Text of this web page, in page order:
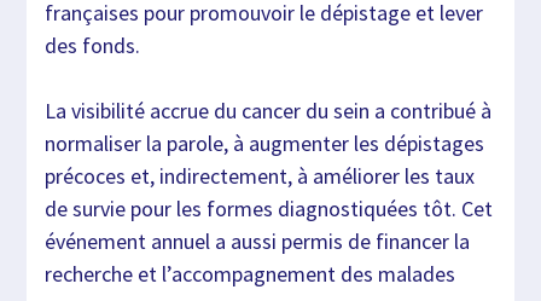
françaises pour promouvoir le dépistage et lever
des fonds.
La visibilité accrue du cancer du sein a contribué à
normaliser la parole, à augmenter les dépistages
précoces et, indirectement, à améliorer les taux
de survie pour les formes diagnostiquées tôt. Cet
événement annuel a aussi permis de financer la
recherche et l’accompagnement des malades